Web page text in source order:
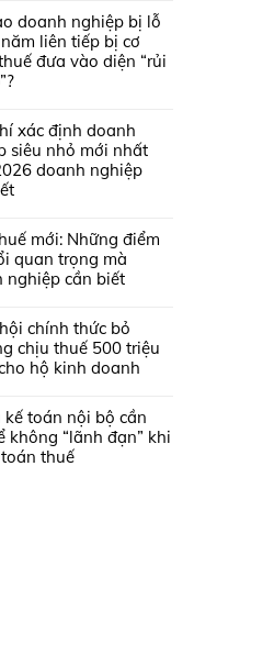
doanh nghiệp bị lỗ
liên tiếp bị cơ
đưa vào diện “rủi
xác định doanh
siêu nhỏ mới nhất
doanh nghiệp
mới: Những điểm
quan trọng mà
nghiệp cần biết
chính thức bỏ
chịu thuế 500 triệu
hộ kinh doanh
kế toán nội bộ cần
không “lãnh đạn” khi
thuế